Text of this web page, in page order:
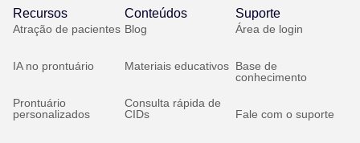
Recursos
Atração de pacientes
IA no prontuário
Prontuário
personalizados
Conteúdos
Blog
Materiais educativos
Consulta rápida de
CIDs
Suporte
Área de login
Base de
conhecimento
Fale com o suporte